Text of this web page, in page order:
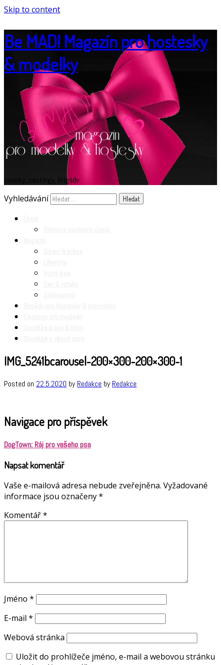
Skip to content
Be MAD! Magazín pro hostesky
& modelky
novinky, castingy, brigády
Vyhledávání
IMG_5241bcarousel-200×300-200×300-1
Posted on 22.5.2020 byRedakce byRedakce
Navigace pro příspěvek
DogTown: Ráj pro vašeho psa
Napsat komentář
Vaše e-mailová adresa nebude zveřejněna. Vyžadované
informace jsou označeny*
Komentář*
Jméno *
E-mail *
Webová stránka
Uložit do prohlížeče jméno, e-mail a webovou stránku